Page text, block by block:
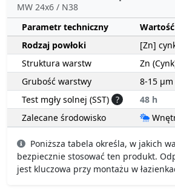
MW 24x6 / N38
Parametr techniczny
Rodzaj powłoki
[Zn]
Struktura warstw
Zn
Grubość warstwy
8-15 µm
Test mgły solnej (SST) ?
48 h
Zalecane środowisko
Poniższa tabela określa, w jakich
bezpiecznie stosować ten produkt.
jest kluczowa przy montażu w